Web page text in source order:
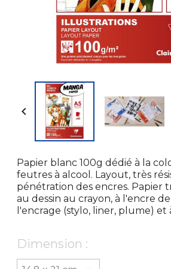

Papier blanc 100g dédié à la
feutres à alcool. Layout, très
pénétration des encres. Papier
au dessin au crayon, à l'encre de
l'encrage (stylo, liner, plume) et
Dimension :